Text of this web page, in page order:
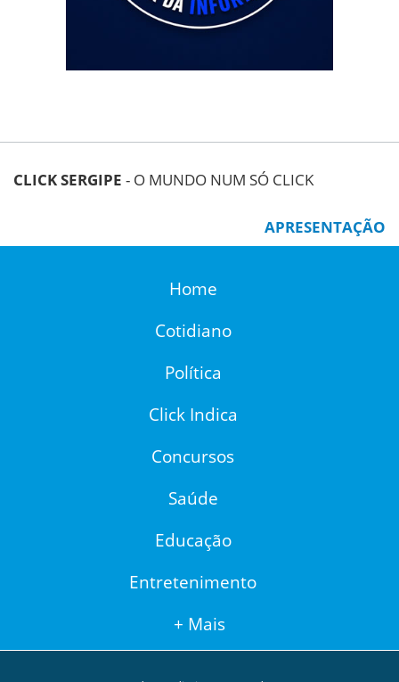
CLICK SERGIPE - O MUNDO NUM SÓ CLICK
APRESENTAÇÃO
Home
Cotidiano
Política
Click Indica
Concursos
Saúde
Educação
Entretenimento
+ Mais